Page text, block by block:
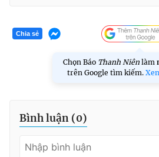
Chia sẻ
Chọn Báo Thanh Niên làm
trên Google tìm kiếm.
Bình luận (0)